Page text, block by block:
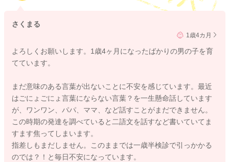
さくまる
1歳4カ月
よろしくお願いします。1歳4ヶ月になったばかりの男の子を育
てています。
まだ意味のある言葉が出ないことに不安を感じています。最近
はごにょごにょ言葉にならない言葉？を一生懸命話しています
が、ワンワン、パパ、ママ、など話すことがまだできません。
この時期の発達を調べていると二語文を話すなど書いていてま
すます焦ってしまいます。
指差しもまだしません。このままでは一歳半検診で引っかかる
のでは？！と毎日不安になっています。